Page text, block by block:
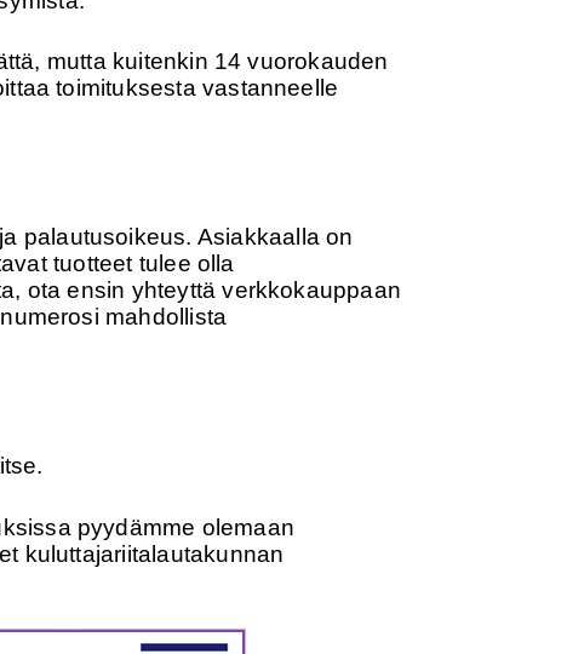
mutta kuitenkin 14 vuorokauden
toimituksesta vastanneelle
palautusoikeus. Asiakkaalla on
tuotteet tulee olla
ota ensin yhteyttä verkkokauppaan
mahdollista
pyydämme olemaan
kuluttajariitalautakunnan